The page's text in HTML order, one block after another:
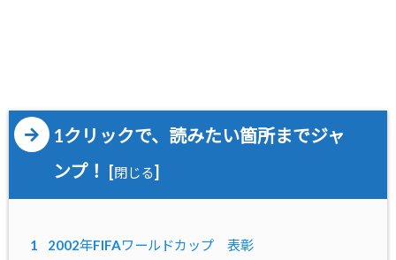
1クリックで、読みたい箇所までジャ
ンプ！
[閉じる]
1 2002年FIFAワールドカップ 表彰